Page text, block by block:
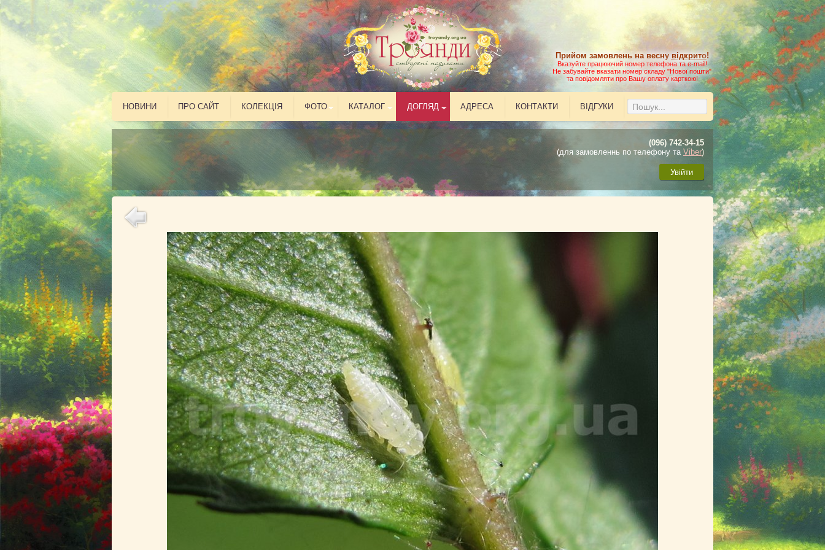
НОВИНИ ПРО САЙТ КОЛЕКЦІЯ ФОТО КАТАЛОГ ДОГЛЯД АДРЕСА КОНТАКТИ ВІДГУКИ
Прийом замовлень на веснувідкрито!
Вказуйте працюючий номер телефона та e-mail!
Не забувайте вказати номер складу "Нової пошти"
та повідомляти про Вашу оплату карткою!
(096) 742-34-15
(для замовленнь по телефону та Viber)
Увійти